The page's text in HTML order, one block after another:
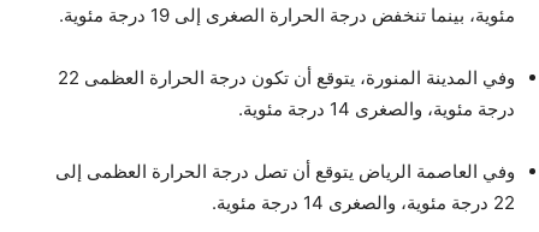
مئوية، بينما تنخفض درجة الحرارة الصغرى إلى 19 درجة مئوية.
وفي المدينة المنورة، يتوقع أن تكون درجة الحرارة العظمى 22
درجة مئوية، والصغرى 14 درجة مئوية.
وفي العاصمة الرياض يتوقع أن تصل درجة الحرارة العظمى إلى
22 درجة مئوية، والصغرى 14 درجة مئوية.